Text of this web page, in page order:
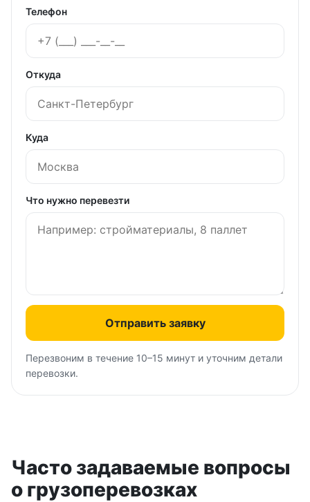
Телефон
Откуда
Куда
Что нужно перевезти
Отправить заявку
Перезвоним в течение 10–15 минут и уточним детали
перевозки.
Часто задаваемые вопросы
о грузоперевозках